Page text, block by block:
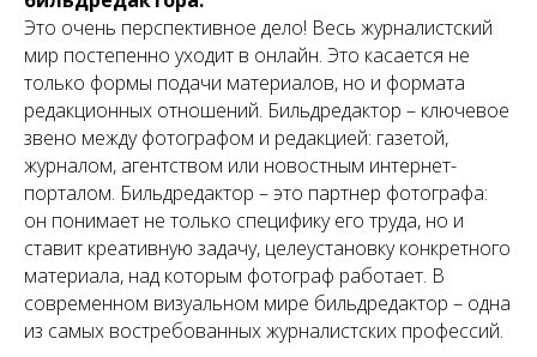
Это очень перспективное дело! Весь журналистский
мир постепенно уходит в онлайн. Это касается не
только формы подачи материалов, но и формата
редакционных отношений. Бильдредактор – ключевое
звено между фотографом и редакцией: газетой,
журналом, агентством или новостным интернет-
порталом. Бильдредактор – это партнер фотографа:
он понимает не только специфику его труда, но и
ставит креативную задачу, целеустановку конкретного
материала, над которым фотограф работает. В
современном визуальном мире бильдредактор – одна
из самых востребованных журналистских профессий.